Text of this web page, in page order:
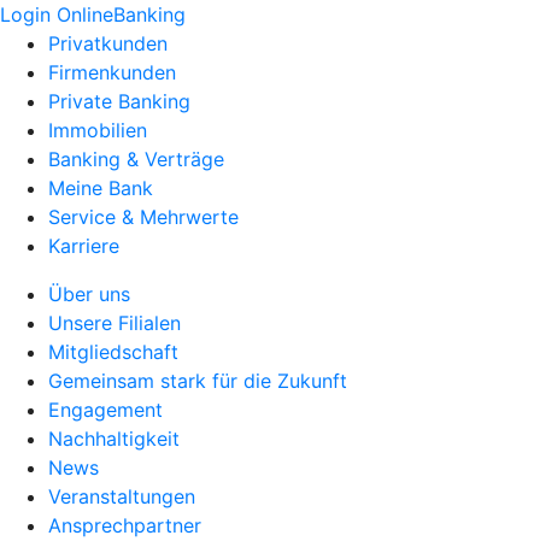
Login OnlineBanking
Privatkunden
Firmenkunden
Private Banking
Immobilien
Banking & Verträge
Meine Bank
Service & Mehrwerte
Karriere
Über uns
Unsere Filialen
Mitgliedschaft
Gemeinsam stark für die Zukunft
Engagement
Nachhaltigkeit
News
Veranstaltungen
Ansprechpartner